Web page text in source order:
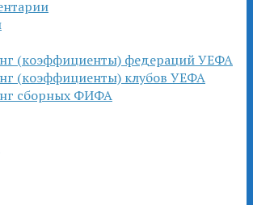
(коэффициенты) федераций УЕФА
(коэффициенты) клубов УЕФА
сборных ФИФА